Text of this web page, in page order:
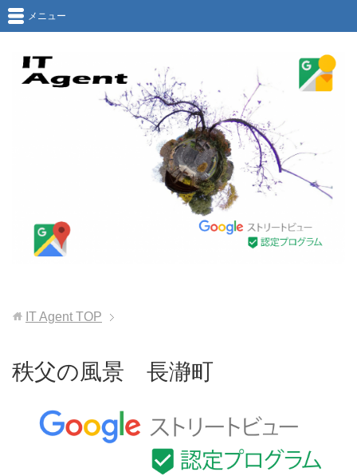
メニュー
IT Agent TOP
秩父の風景 長瀞町